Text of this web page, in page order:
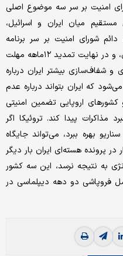
امنیت بر سر سه موضوع اصلی
میان ایران و اسرائیل،
شورای امنیت بر سر برنامه
هسته‌ای این کشور طی سال آتی میلادی، و در نهایت تمدید ۱۲ماهه مهلت
شفاف‌سازی بیشتر ایران درباره
که ایران بتواند درباره عدم
اروپایی تضمین امنیتی
مذاکرات پیدا کند. تروئیکا اگر
بهره ببرد، می‌تواند جایگاه
در پرونده هسته‌ای ایران بار دیگر
به نتیجه نرسد، این سه کشور
فروپاشی دو دهه دیپلماسی در